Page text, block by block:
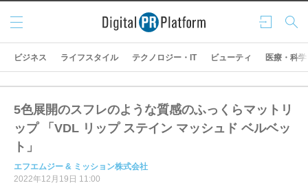
ログ
イン
検索
メニ
ュー
ビジネス ライフスタイル テクノロジー・IT ビューティ 医療・科学
5色展開のスフレのような質感のふっくらマットリ
ップ 「VDL リップ ステイン マッシュド ベルベッ
ト」
エフエムジー & ミッション株式会社
2022年12月19日 11:00